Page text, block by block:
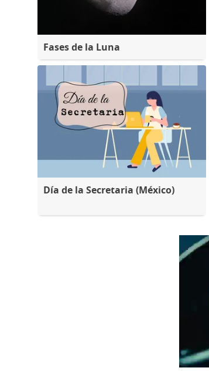
Fases de la Luna
Día de la Secretaria (México)